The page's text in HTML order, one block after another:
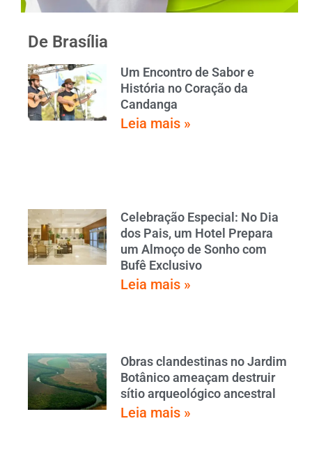
De Brasília
Um Encontro de Sabor e
História no Coração da
Candanga
Leia mais »
Celebração Especial: No Dia
dos Pais, um Hotel Prepara
um Almoço de Sonho com
Bufê Exclusivo
Leia mais »
Obras clandestinas no Jardim
Botânico ameaçam destruir
sítio arqueológico ancestral
Leia mais »